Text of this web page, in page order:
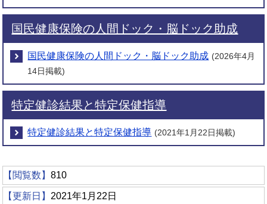
国民健康保険の人間ドック・脳ドック助成
国民健康保険の人間ドック・脳ドック助成 (2026年4月
14日掲載)
特定健診結果と特定保健指導
特定健診結果と特定保健指導 (2021年1月22日掲載)
【閲覧数】810
【更新日】 2021年1月22日